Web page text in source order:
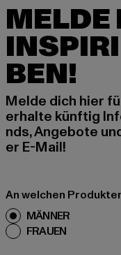
MELDE
BEN!
Melde dich hier
erhalte künftig
nds, Angebote
er E-Mail!
An welchen
MÄNNER
FRAUEN